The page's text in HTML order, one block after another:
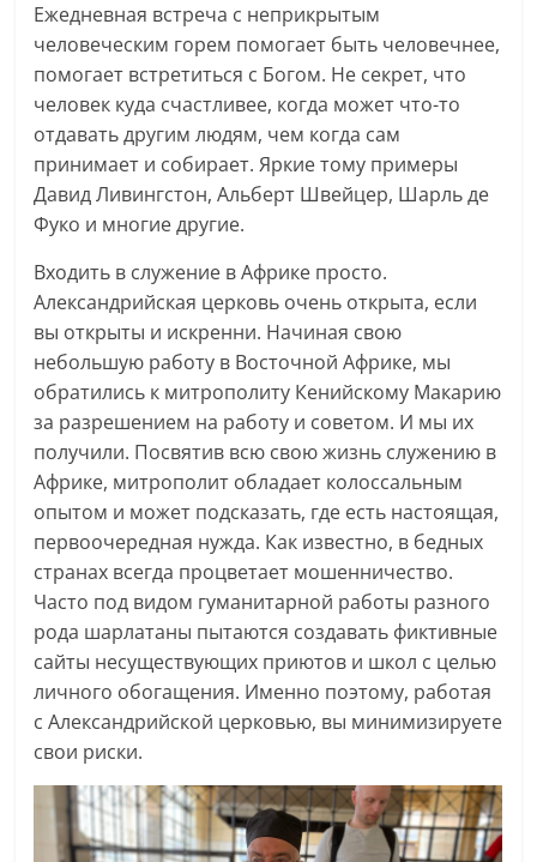
Ежедневная встреча с неприкрытым
человеческим горем помогает быть человечнее,
помогает встретиться с Богом. Не секрет, что
человек куда счастливее, когда может что-то
отдавать другим людям, чем когда сам
принимает и собирает. Яркие тому примеры
Давид Ливингстон, Альберт Швейцер, Шарль де
Фуко и многие другие.
Входить в служение в Африке просто.
Александрийская церковь очень открыта, если
вы открыты и искренни. Начиная свою
небольшую работу в Восточной Африке, мы
обратились к митрополиту Кенийскому Макарию
за разрешением на работу и советом. И мы их
получили. Посвятив всю свою жизнь служению в
Африке, митрополит обладает колоссальным
опытом и может подсказать, где есть настоящая,
первоочередная нужда. Как известно, в бедных
странах всегда процветает мошенничество.
Часто под видом гуманитарной работы разного
рода шарлатаны пытаются создавать фиктивные
сайты несуществующих приютов и школ с целью
личного обогащения. Именно поэтому, работая
с Александрийской церковью, вы минимизируете
свои риски.